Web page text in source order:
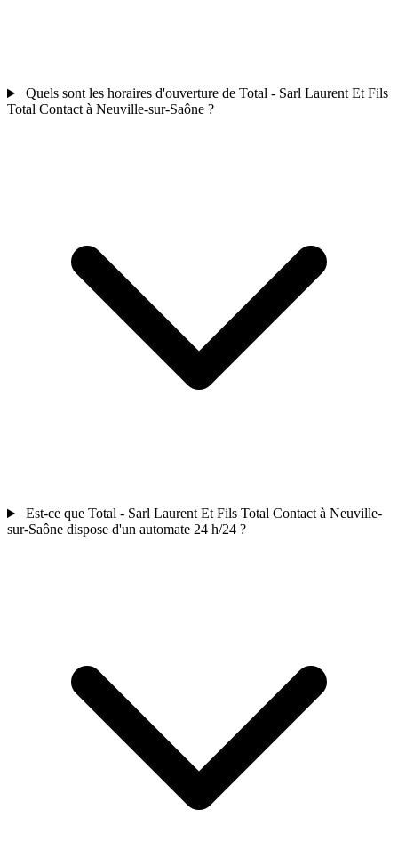
Quels sont les horaires d'ouverture de Total - Sarl Laurent Et Fils
Total Contact à Neuville-sur-Saône ?
Est-ce que Total - Sarl Laurent Et Fils Total Contact à Neuville-
sur-Saône dispose d'un automate 24 h/24 ?